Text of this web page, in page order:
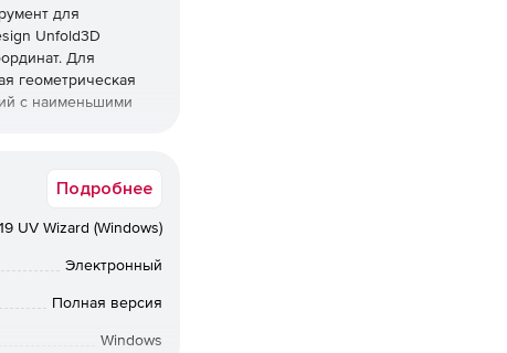
для
Unfold3D
Для
геометрическая
с наименьшими
Подробнее
UV Wizard (Windows)
Электронный
Полная версия
Windows